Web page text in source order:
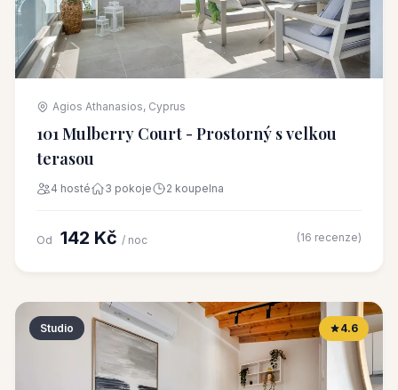
Agios Athanasios, Cyprus
101 Mulberry Court - Prostorný s velkou
terasou
4 hosté 3 pokoje 2 koupelna
Od 142 Kč / noc (16 recenze)
Studio 4.6